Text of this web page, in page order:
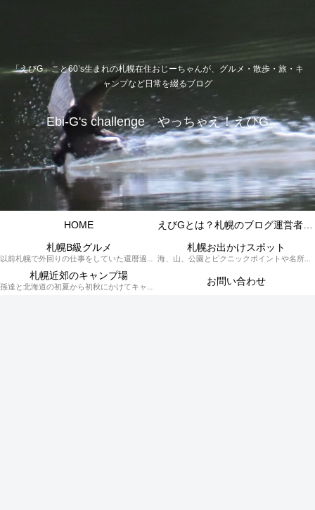
「えびG」こと60’s生まれの札幌在住おじーちゃんが、グルメ・散歩・旅・キ
ャンプなど日常を綴るブログ
Ebi-G's challenge やっちゃえ！えびG
HOME
札幌B級グルメ
以前札幌で外回りの仕事をしていた還暦過ぎブロガー「えびG」がランチ（サラリーマンランチ、サラメシ）を中心に、おそば、ラーメン、中華、日替わりランチを「札幌Bグルメ」と題してレポートしているブログカテゴリーのページです。現在は定年後の再雇用で札幌中とはいかなまでも会社の近くのすすきの界隈や家のある札幌市南区を中心に徘徊しております。
札幌お出かけスポット
海、山、公園とピクニックポイントや名所、旧跡などなど、、、、、札幌はもとより郊外の無理なく日帰りでいって帰ってこれるお出かけスポットを孫っち達（小学５、３年生、幼稚園年長さんの３人）とえびGがお出かけをして紹介しているページです。
札幌近郊のキャンプ場
孫達と北海道の初夏から初秋にかけてキャンプに出かけます。キャンプ場情報だったり料理だったり花火や遊びに虫取りとまさに「やっちゃえ！えびG」やりたい放題のブログです。 お問い合わせ